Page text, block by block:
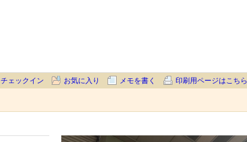
チェックイン お気に入り メモを書く 印刷用ページはこちら